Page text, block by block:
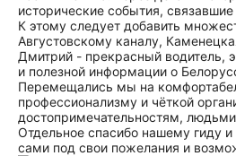
исторические события,
К этому следует добавить
Августовскому каналу,
Дмитрий - прекрасный водитель,
и полезной информации о
Перемещались мы на
профессионализму и чёткой
достопримечательностям,
Отдельное спасибо нашему гиду
сами под свои пожелания и